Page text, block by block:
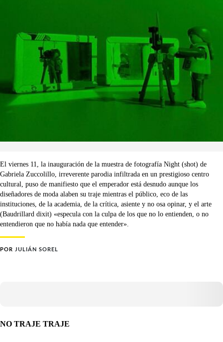
El viernes 11, la inauguración de la muestra de fotografía Night (shot) de
Gabriela Zuccolillo, irreverente parodia infiltrada en un prestigioso centro
cultural, puso de manifiesto que el emperador está desnudo aunque los
diseñadores de moda alaben su traje mientras el público, eco de las
instituciones, de la academia, de la crítica, asiente y no osa opinar, y el arte
(Baudrillard dixit) «especula con la culpa de los que no lo entienden, o no
entendieron que no había nada que entender».
POR JULIÁN SOREL
NO TRAJE TRAJE